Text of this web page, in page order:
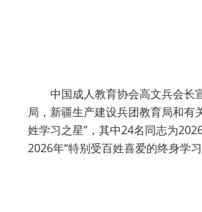
中国成人教育协会高文兵会长宣
局，新疆生产建设兵团教育局和
姓学习之星”，其中24名同志为
2026年“特别受百姓喜爱的终身学习